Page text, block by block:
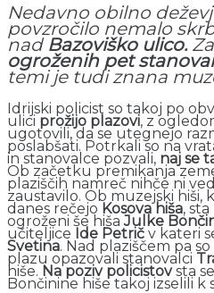
Nedavno obilno
povzročilo nemalo
nadBazoviško ulico.
ogroženih pet
temi je tudi znana
Idrijski policist so takoj po
ulici prožijo plazovi, z
ugotovili, da se utegnejo
poslabšati. Potrkali so na
in stanovalce pozvali, naj se
Ob začetku premikanja
plaziščih namreč nihče ni
zaustavilo. Ob muzejski hiši,
danes rečejo Kosova hiša,
ogroženi še hišaJulke
učiteljice Ide Petrič v kateri
Svetina. Nad plaziščem pa
plazu opazovali stanovalci
hiše. Na poziv policistovsta
Bončinine hiše takoj izselili k